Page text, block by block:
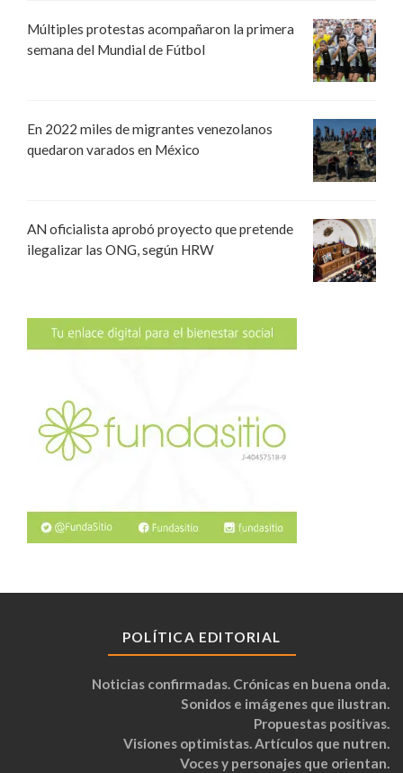
Múltiples protestas acompañaron la primera
semana del Mundial de Fútbol
En 2022 miles de migrantes venezolanos
quedaron varados en México
AN oficialista aprobó proyecto que pretende
ilegalizar las ONG, según HRW
POLÍTICA EDITORIAL
Noticias confirmadas. Crónicas en buena onda.
Sonidos e imágenes que ilustran.
Propuestas positivas.
Visiones optimistas. Artículos que nutren.
Voces y personajes que orientan.